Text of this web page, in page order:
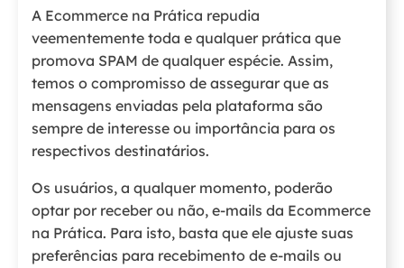
A Ecommerce na Prática repudia
veementemente toda e qualquer prática que
promova SPAM de qualquer espécie. Assim,
temos o compromisso de assegurar que as
mensagens enviadas pela plataforma são
sempre de interesse ou importância para os
respectivos destinatários.
Os usuários, a qualquer momento, poderão
optar por receber ou não, e-mails da Ecommerce
na Prática. Para isto, basta que ele ajuste suas
preferências para recebimento de e-mails ou